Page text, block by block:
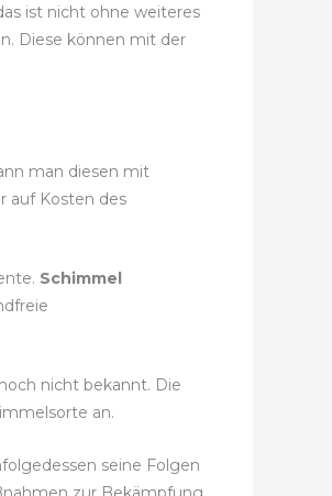
ist nicht ohne weiteres
Diese können mit der
man diesen mit
auf Kosten des
Schimmel
nicht bekannt. Die
an.
seine Folgen